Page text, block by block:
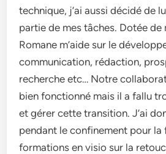
technique, j’ai aussi décidé de
partie de mes tâches. Dotée de
Romane m’aide sur le
communication, rédaction,
recherche etc… Notre
bien fonctionné mais il a fallu
et gérer cette transition. J’ai
pendant le confinement pour la
formations en visio sur la